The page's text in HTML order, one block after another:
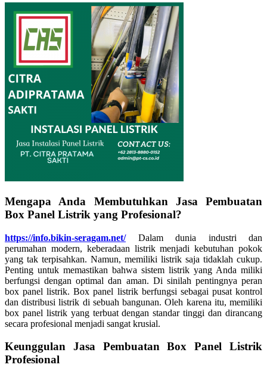
Mengapa Anda Membutuhkan Jasa Pembuatan
Box Panel Listrik yang Profesional?
https://info.bikin-seragam.net/Dalam dunia industri dan
perumahan modern, keberadaan listrik menjadi kebutuhan pokok
yang tak terpisahkan. Namun, memiliki listrik saja tidaklah cukup.
Penting untuk memastikan bahwa sistem listrik yang Anda miliki
berfungsi dengan optimal dan aman. Di sinilah pentingnya peran
box panel listrik. Box panel listrik berfungsi sebagai pusat kontrol
dan distribusi listrik di sebuah bangunan. Oleh karena itu, memiliki
box panel listrik yang terbuat dengan standar tinggi dan dirancang
secara profesional menjadi sangat krusial.
Keunggulan Jasa Pembuatan Box Panel Listrik
Profesional